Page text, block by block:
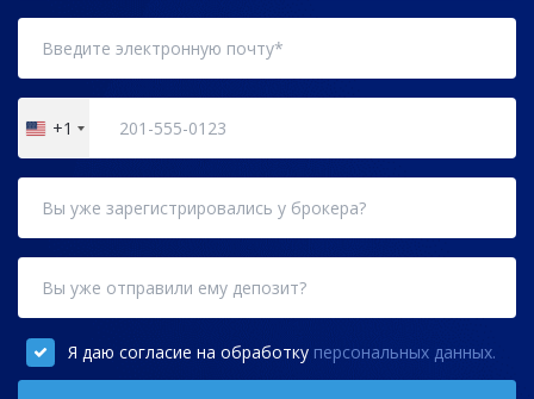
United
States
+1
Я даю согласие на обработку персональных данных.